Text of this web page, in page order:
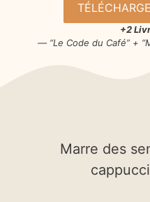
+2
— “Le Code du Café” +
Marre des